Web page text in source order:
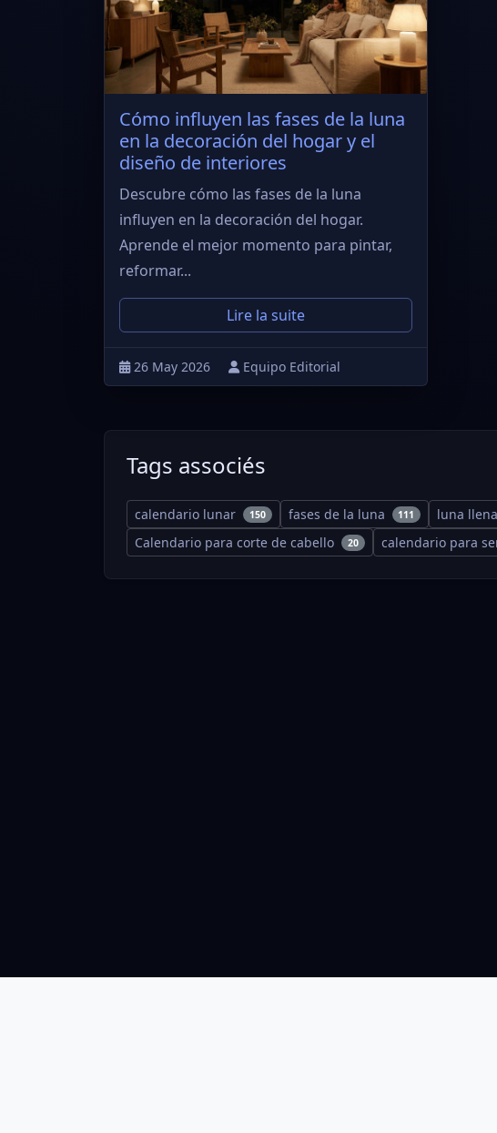
Cómo influyen las fases de la luna
en la decoración del hogar y el
diseño de interiores
Descubre cómo las fases de la luna
influyen en la decoración del hogar.
Aprende el mejor momento para pintar,
reformar...
Lire la suite
26 May 2026 Equipo Editorial
Tags associés
calendario lunar 150 fases de la luna 111 luna llena
Calendario para corte de cabello 20 calendario para